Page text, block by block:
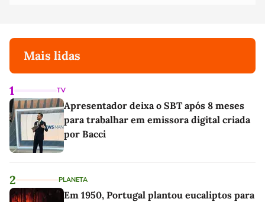
Mais lidas
1 TV
Apresentador deixa o SBT após 8 meses
para trabalhar em emissora digital criada
por Bacci
2 PLANETA
Em 1950, Portugal plantou eucaliptos para